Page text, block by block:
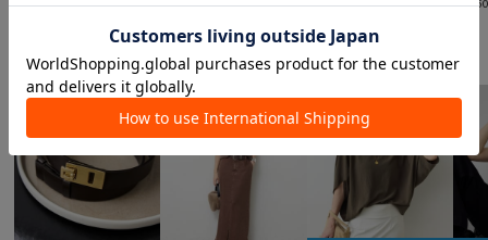
¥7,920 (40%OFF)
¥10,450 ¥
GALLARDAGALANTEからのおすすめ